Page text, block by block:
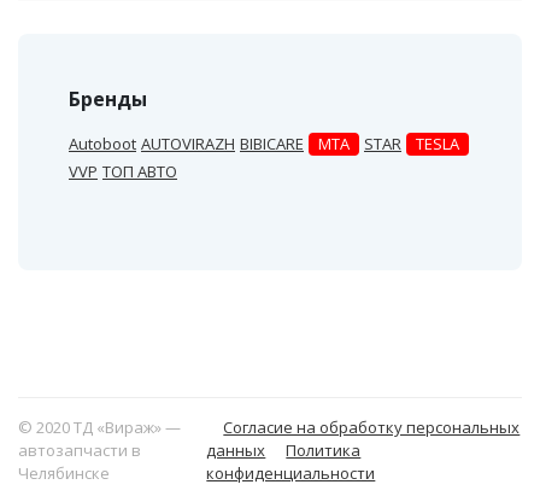
Бренды
Autoboot AUTOVIRAZH BIBICARE MTA STAR
TESLA
VVP ТОП АВТО
© 2020 ТД «Вираж» —
автозапчасти в
Челябинске
Согласие на обработку персональных
данных
Политика
конфиденциальности